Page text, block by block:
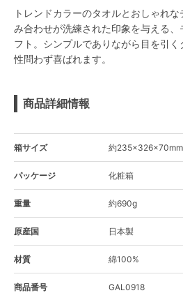
トレンドカラーのタオルとおしゃれ
み合わせが洗練された印象を与える
フト。シンプルでありながら目を引
性問わず喜ばれます。
商品詳細情報
箱サイズ 約235×326×70mm
パッケージ 化粧箱
重量 約690g
原産国 日本製
材質 綿100%
商品番号 GAL0918